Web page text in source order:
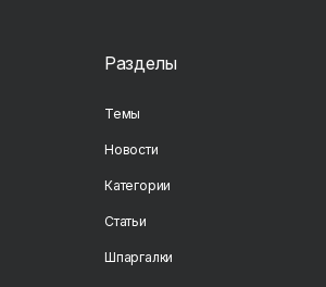
Разделы
Темы
Новости
Категории
Статьи
Шпаргалки